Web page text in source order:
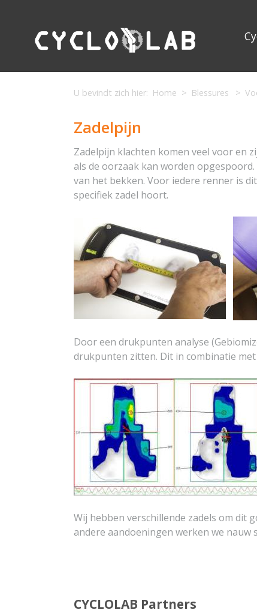
U bevindt zich hier: Home Blessures
Zadelpijn
Zadelpijn klachten komen veel voor en
als de oorzaak kan worden
van het bekken. Voor iedere renner is
specifiek zadel hoort.
Door een drukpunten analyse
drukpunten zitten. Dit in combinatie
Wij hebben verschillende zadels om dit
andere aandoeningen werken we nauw
CYCLOLAB Partners